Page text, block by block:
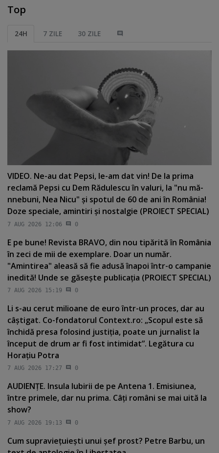
Top
24H 7 ZILE 30 ZILE
VIDEO. Ne-au dat Pepsi, le-am dat vin! De la prima
reclamă Pepsi cu Dem Rădulescu în valuri, la "nu mă-
nnebuni, Nea Nicu" şi spotul de 60 de ani în România!
Doze speciale, amintiri şi nostalgie (PROIECT SPECIAL)
7 AUG 2026 12:06 0
E pe bune! Revista BRAVO, din nou tipărită în România
în zeci de mii de exemplare. Doar un număr.
"Amintirea" aleasă să fie adusă înapoi într-o campanie
inedită! Unde se găseşte publicaţia (PROIECT SPECIAL)
7 AUG 2026 15:19 0
Li s-au cerut milioane de euro într-un proces, dar au
câştigat. Co-fondatorul Context.ro: „Scopul este să
închidă presa folosind justiţia, poate un jurnalist la
început de drum ar fi fost intimidat”. Legătura cu
Horaţiu Potra
7 AUG 2026 17:27 0
AUDIENŢE. Insula Iubirii de pe Antena 1. Emisiunea,
între primele, dar nu prima. Câţi români se mai uită la
show?
7 AUG 2026 19:13 0
Cum supravieţuieşti unui şef prost? Petre Barbu, un